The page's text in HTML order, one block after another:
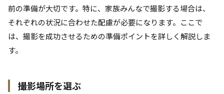
前の準備が大切です。特に、家族みんなで撮影する場合は、
それぞれの状況に合わせた配慮が必要になります。ここで
は、撮影を成功させるための準備ポイントを詳しく解説しま
す。
撮影場所を選ぶ